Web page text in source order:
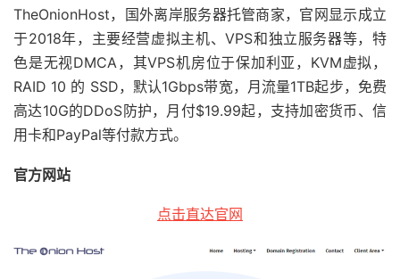
TheOnionHost，国外离岸服务器托管商家，官网显示成立
于2018年，主要经营虚拟主机、VPS和独立服务器等，特
色是无视DMCA，其VPS机房位于保加利亚，KVM虚拟，
RAID 10 的 SSD，默认1Gbps带宽，月流量1TB起步，免费
高达10G的DDoS防护，月付$19.99起，支持加密货币、信
用卡和PayPal等付款方式。
官方网站
点击直达官网